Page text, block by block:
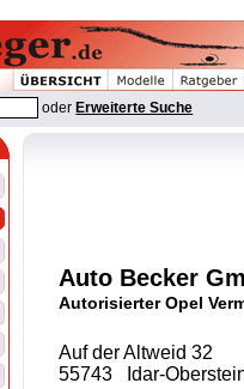
oder Erweiterte Suche
Auto Becker
Autorisierter Opel
Auf der Altweid 32
55743 Idar-